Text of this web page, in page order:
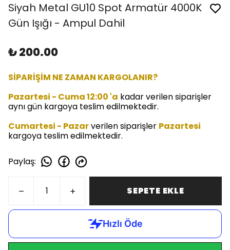
Siyah Metal GU10 Spot Armatür 4000K
Gün Işığı - Ampul Dahil
₺ 200.00
SİPARİŞİM NE ZAMAN KARGOLANIR?
Pazartesi - Cuma 12:00 'a kadar verilen siparişler
aynı gün kargoya teslim edilmektedir.
Cumartesi - Pazarverilen siparişler Pazartesi
kargoya teslim edilmektedir.
Paylaş:
SEPETE EKLE